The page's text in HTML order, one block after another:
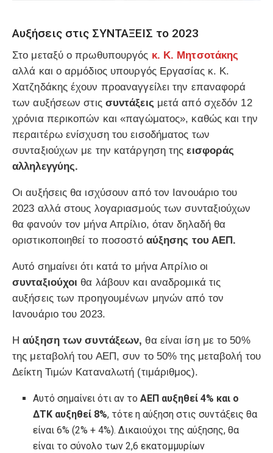
Αυξήσεις στις ΣΥΝΤΑΞΕΙΣ το 2023
Στο μεταξύ ο πρωθυπουργός κ. Κ. Μητσοτάκης
αλλά και ο αρμόδιος υπουργός Εργασίας κ. Κ.
Χατζηδάκης έχουν προαναγγείλει την επαναφορά
των αυξήσεων στις συντάξεις μετά από σχεδόν 12
χρόνια περικοπών και «παγώματος», καθώς και την
περαιτέρω ενίσχυση του εισοδήματος των
συνταξιούχων με την κατάργηση της εισφοράς
αλληλεγγύης.
Οι αυξήσεις θα ισχύσουν από τον Ιανουάριο του
2023 αλλά στους λογαριασμούς των συνταξιούχων
θα φανούν τον μήνα Απρίλιο, όταν δηλαδή θα
οριστικοποιηθεί το ποσοστόαύξησης του ΑΕΠ.
Αυτό σημαίνει ότι κατά το μήνα Απρίλιο οι
συνταξιούχοι θα λάβουν και αναδρομικά τις
αυξήσεις των προηγουμένων μηνών από τον
Ιανουάριο του 2023.
Ηαύξηση των συντάξεων, θα είναι ίση με το 50%
της μεταβολή του ΑΕΠ, συν το 50% της μεταβολή του
Δείκτη Τιμών Καταναλωτή (τιμάριθμος).
Αυτό σημαίνει ότι αν τοΑΕΠ αυξηθεί 4% και ο
ΔΤΚ αυξηθεί 8%, τότε η αύξηση στις συντάξεις θα
είναι 6% (2% + 4%). Δικαιούχοι της αύξησης, θα
είναι το σύνολο των 2,6 εκατομμυρίων